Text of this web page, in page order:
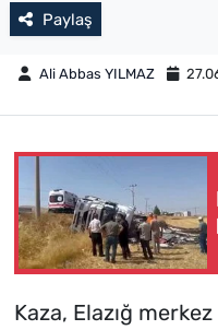
Paylaş
Ali Abbas YILMAZ
Kaza, Elazığ merkez